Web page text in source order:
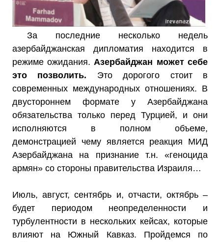
За последние несколько недель
азербайджанская дипломатия находится в
режиме ожидания. Азербайджан может себе
это позволить. Это дорогого стоит в
современных международных отношениях. В
двустороннем формате у Азербайджана
обязательства только перед Турцией, и они
исполняются в полном объеме,
демонстрацией чему является реакция МИД
Азербайджана на признание т.н. «геноцида
армян» со стороны правительства Израиля…
Июль, август, сентябрь и, отчасти, октябрь –
будет периодом неопределенности и
турбулентности в нескольких кейсах, которые
влияют на Южный Кавказ. Пройдемся по